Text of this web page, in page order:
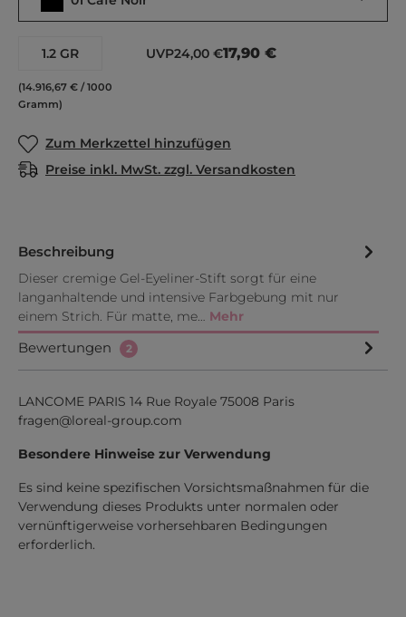
1.2 GR
(14.916,67 € / 1000
Gramm)
UVP24,00 €17,90 €
Zum Merkzettel hinzufügen
Preise inkl. MwSt. zzgl. Versandkosten
Beschreibung
Dieser cremige Gel-Eyeliner-Stift sorgt für eine
langanhaltende und intensive Farbgebung mit nur
einem Strich. Für matte, me… Mehr
Bewertungen
2
LANCOME PARIS 14 Rue Royale 75008 Paris
fragen@loreal-group.com
Besondere Hinweise zur Verwendung
Es sind keine spezifischen Vorsichtsmaßnahmen für die
Verwendung dieses Produkts unter normalen oder
vernünftigerweise vorhersehbaren Bedingungen
erforderlich.